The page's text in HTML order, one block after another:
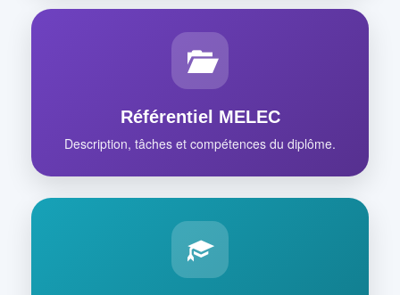
Référentiel MELEC
Description, tâches et compétences du diplôme.